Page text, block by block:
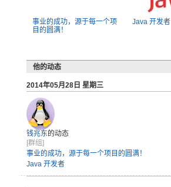
事业的成功，源于每一个项
目的圆满！
Java 开发者
他的动态
2014年05月28日 星期三
钱兆东的动态
[群组]
事业的成功，源于每一个项目的圆满！
Java 开发者